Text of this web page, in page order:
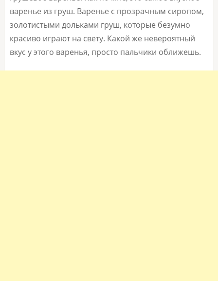
варенье из груш. Варенье с прозрачным сиропом,
золотистыми дольками груш, которые безумно
красиво играют на свету. Какой же невероятный
вкус у этого варенья, просто пальчики оближешь.